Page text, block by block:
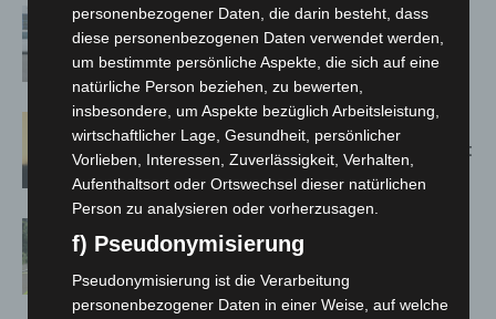
Niedersachsen: Feuerwehrkräfte
kehren nach Waldbrandeinsatz aus
Spanien zurück
Hannover: Erste Tigermücken-
Population in Niedersachsen entdeckt
Brand im „Haus der Begegnung“ in
Neuwarmbüchen schnell eingedämmt
personenbezogener Daten, die darin besteht, dass
diese personenbezogenen Daten verwendet werden,
um bestimmte persönliche Aspekte, die sich auf eine
natürliche Person beziehen, zu bewerten,
insbesondere, um Aspekte bezüglich Arbeitsleistung,
wirtschaftlicher Lage, Gesundheit, persönlicher
Vorlieben, Interessen, Zuverlässigkeit, Verhalten,
Aufenthaltsort oder Ortswechsel dieser natürlichen
Person zu analysieren oder vorherzusagen.
f) Pseudonymisierung
Pseudonymisierung ist die Verarbeitung
personenbezogener Daten in einer Weise, auf welche